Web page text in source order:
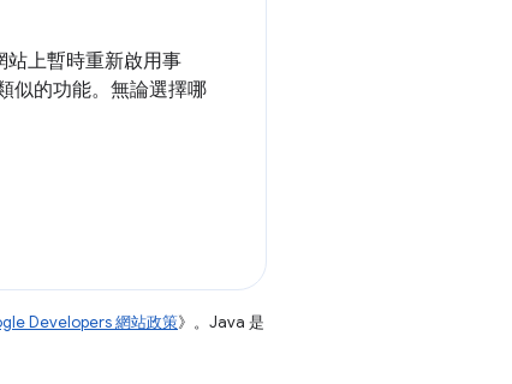
站上暫時重新啟用事
似的功能。無論選擇哪
Developers 網站政策》。Java 是